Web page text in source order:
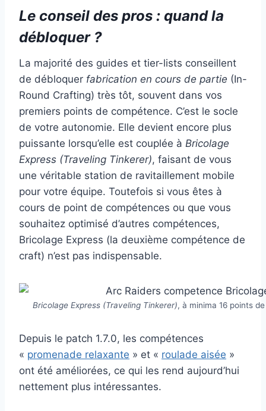
Le conseil des pros : quand la
débloquer ?
La majorité des guides et tier-lists conseillent
de débloquer fabrication en cours de partie (In-
Round Crafting) très tôt, souvent dans vos
premiers points de compétence. C’est le socle
de votre autonomie. Elle devient encore plus
puissante lorsqu’elle est couplée à Bricolage
Express (Traveling Tinkerer), faisant de vous
une véritable station de ravitaillement mobile
pour votre équipe. Toutefois si vous êtes à
cours de point de compétences ou que vous
souhaitez optimisé d’autres compétences,
Bricolage Express (la deuxième compétence de
craft) n’est pas indispensable.
Bricolage Express (Traveling Tinkerer), à minima 16 points
Depuis le patch 1.7.0, les compétences
« promenade relaxante » et « roulade aisée »
ont été améliorées, ce qui les rend aujourd’hui
nettement plus intéressantes.